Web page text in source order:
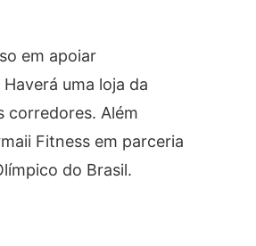
em apoiar
uma loja da
corredores. Além
Fitness em parceria
do Brasil.